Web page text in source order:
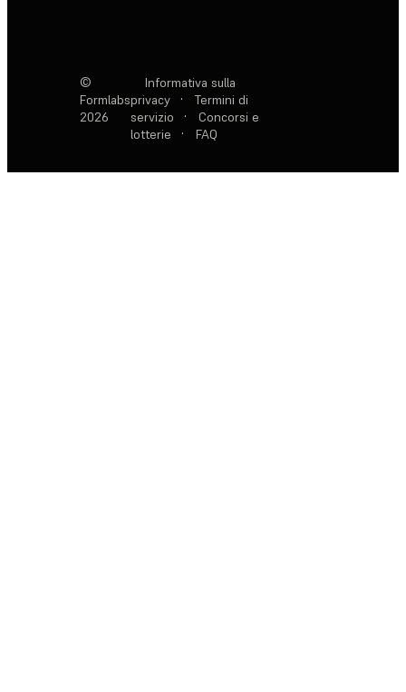
©
Formlabs
2026
Informativa sulla
privacy
·
Termini di
servizio
·
Concorsi e
lotterie
· FAQ